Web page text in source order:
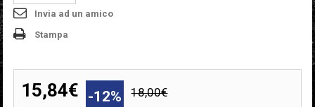
Invia ad un amico
Stampa
15,84€ -12% 18,00€